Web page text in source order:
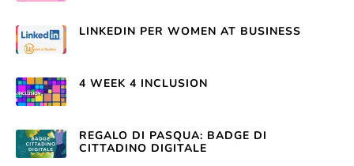
LINKEDIN PER WOMEN AT BUSINESS
4 WEEK 4 INCLUSION
REGALO DI PASQUA: BADGE DI
CITTADINO DIGITALE